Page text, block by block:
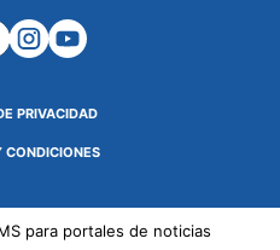
PRIVACIDAD
CONDICIONES
para portales de noticias